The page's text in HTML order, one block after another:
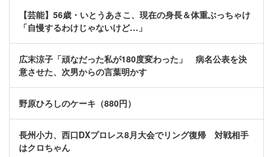
【芸能】56歳・いとうあさこ、現在の身長＆体重ぶっちゃけ
「自慢するわけじゃないけど…」
広末涼子「頑なだった私が180度変わった」 病名公表を決
意させた、次男からの言葉明かす
野原ひろしのケーキ（880円）
長州小力、西口DXプロレス8月大会でリング復帰 対戦相手
はクロちゃん